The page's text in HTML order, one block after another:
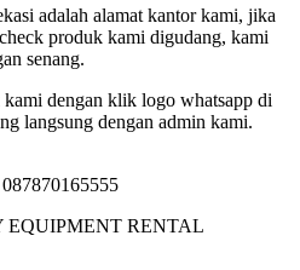
adalah alamat kantor kami, jika
produk kami digudang, kami
senang.
dengan klik logo whatsapp di
langsung dengan admin kami.
EQUIPMENT RENTAL